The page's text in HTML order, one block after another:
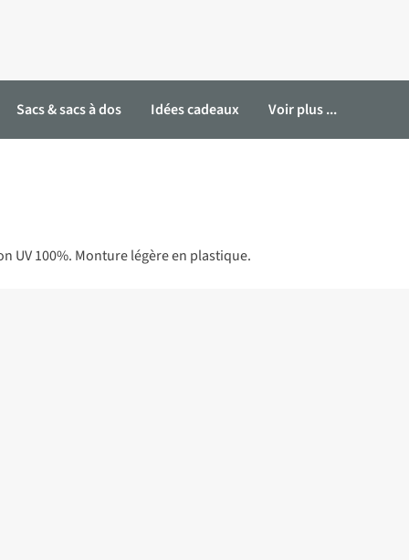
Sacs & sacs à dos Idées cadeaux Voir plus ...
UV 100%. Monture légère en plastique.